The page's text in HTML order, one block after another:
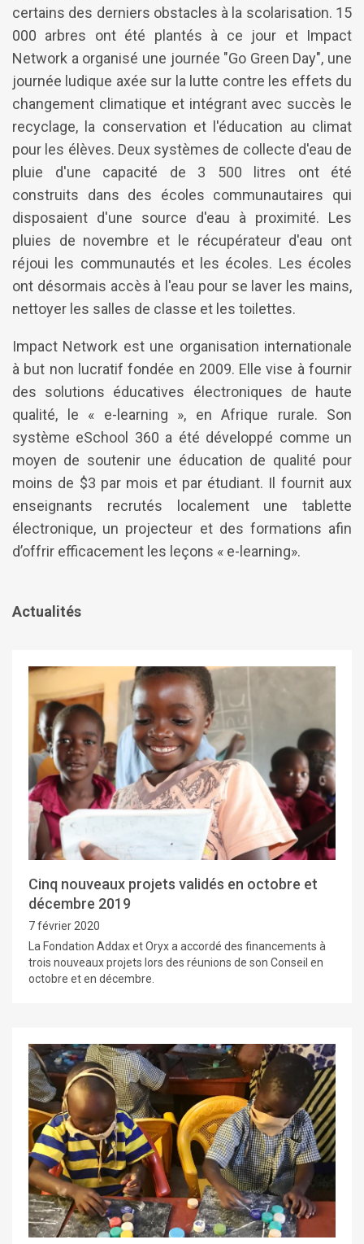
certains des derniers obstacles à la scolarisation. 15
000 arbres ont été plantés à ce jour et Impact
Network a organisé une journée "Go Green Day", une
journée ludique axée sur la lutte contre les effets du
changement climatique et intégrant avec succès le
recyclage, la conservation et l'éducation au climat
pour les élèves. Deux systèmes de collecte d'eau de
pluie d'une capacité de 3 500 litres ont été
construits dans des écoles communautaires qui
disposaient d'une source d'eau à proximité. Les
pluies de novembre et le récupérateur d'eau ont
réjoui les communautés et les écoles. Les écoles
ont désormais accès à l'eau pour se laver les mains,
nettoyer les salles de classe et les toilettes.
Impact Network est une organisation internationale
à but non lucratif fondée en 2009. Elle vise à fournir
des solutions éducatives électroniques de haute
qualité, le « e-learning », en Afrique rurale. Son
système eSchool 360 a été développé comme un
moyen de soutenir une éducation de qualité pour
moins de $3 par mois et par étudiant. Il fournit aux
enseignants recrutés localement une tablette
électronique, un projecteur et des formations afin
d’offrir efficacement les leçons « e-learning».
Actualités
Cinq nouveaux projets validés en octobre et
décembre 2019
7 février 2020
La Fondation Addax et Oryx a accordé des financements à
trois nouveaux projets lors des réunions de son Conseil en
octobre et en décembre.